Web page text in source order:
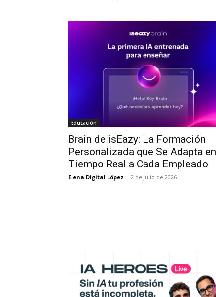
Educación
Brain de isEazy: La Formación
Personalizada que Se Adapta en
Tiempo Real a Cada Empleado
Elena Digital López - 2 de julio de 2026